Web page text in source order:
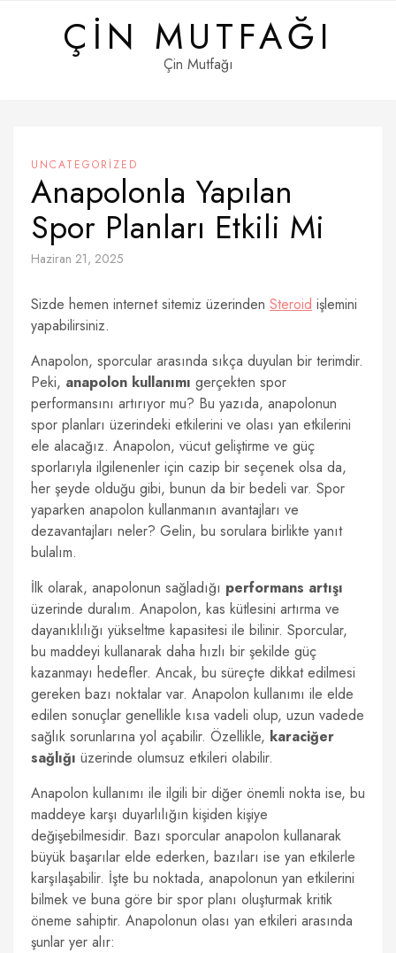
ÇIN MUTFAĞI
Çin Mutfağı
UNCATEGORIZED
Anapolonla Yapılan
Spor Planları Etkili Mi
Haziran 21, 2025
Sizde hemen internet sitemiz üzerinden Steroid işlemini
yapabilirsiniz.
Anapolon, sporcular arasında sıkça duyulan bir terimdir.
Peki, anapolon kullanımı gerçekten spor
performansını artırıyor mu? Bu yazıda, anapolonun
spor planları üzerindeki etkilerini ve olası yan etkilerini
ele alacağız. Anapolon, vücut geliştirme ve güç
sporlarıyla ilgilenenler için cazip bir seçenek olsa da,
her şeyde olduğu gibi, bunun da bir bedeli var. Spor
yaparken anapolon kullanmanın avantajları ve
dezavantajları neler? Gelin, bu sorulara birlikte yanıt
bulalım.
İlk olarak, anapolonun sağladığı performans artışı
üzerinde duralım. Anapolon, kas kütlesini artırma ve
dayanıklılığı yükseltme kapasitesi ile bilinir. Sporcular,
bu maddeyi kullanarak daha hızlı bir şekilde güç
kazanmayı hedefler. Ancak, bu süreçte dikkat edilmesi
gereken bazı noktalar var. Anapolon kullanımı ile elde
edilen sonuçlar genellikle kısa vadeli olup, uzun vadede
sağlık sorunlarına yol açabilir. Özellikle, karaciğer
sağlığı üzerinde olumsuz etkileri olabilir.
Anapolon kullanımı ile ilgili bir diğer önemli nokta ise, bu
maddeye karşı duyarlılığın kişiden kişiye
değişebilmesidir. Bazı sporcular anapolon kullanarak
büyük başarılar elde ederken, bazıları ise yan etkilerle
karşılaşabilir. İşte bu noktada, anapolonun yan etkilerini
bilmek ve buna göre bir spor planı oluşturmak kritik
öneme sahiptir. Anapolonun olası yan etkileri arasında
şunlar yer alır: